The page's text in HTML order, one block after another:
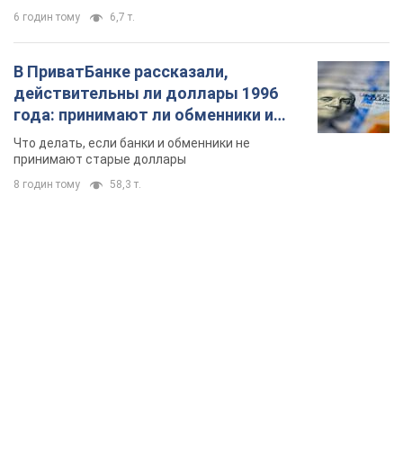
6 годин тому 6,7 т.
В ПриватБанке рассказали,
действительны ли доллары 1996
года: принимают ли обменники и
банки такие купюры
Что делать, если банки и обменники не
принимают старые доллары
8 годин тому 58,3 т.